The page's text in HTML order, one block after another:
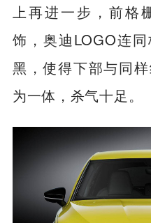
上再进一步，前格
饰，奥迪LOGO连
黑，使得下部与同
为一体，杀气十足。